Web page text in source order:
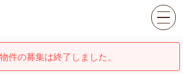
件の募集は終了しました。